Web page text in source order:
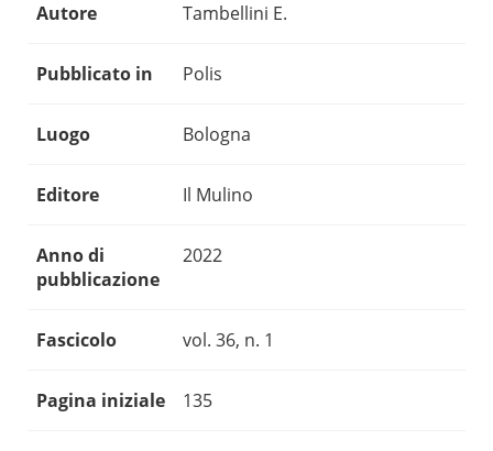
Autore Tambellini E.
Pubblicato in Polis
Luogo Bologna
Editore Il Mulino
Anno di
pubblicazione
2022
Fascicolo vol. 36, n. 1
Pagina iniziale 135